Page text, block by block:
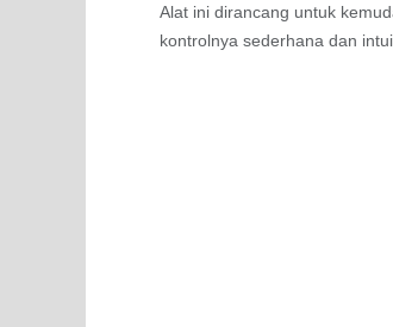
Alat ini dirancang untuk
kontrolnya sederhana dan